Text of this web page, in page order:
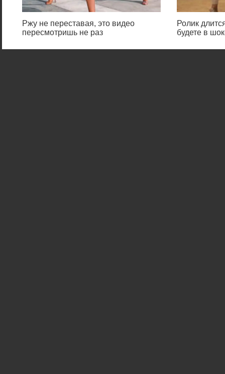
Ржу не переставая, это видео
пересмотришь не раз
Ролик
будете в